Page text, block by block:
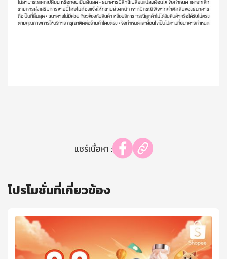
แชร์เนื้อหา :
โปรโมชั่นที่เกี่ยวข้อง